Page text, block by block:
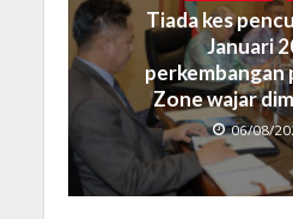
Tiada kes
Januari
perkembangan
Zone wajar
06/08/